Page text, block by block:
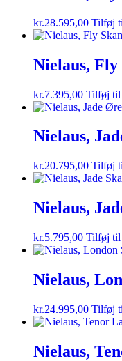
kr.28.595,00 Tilføj
Nielaus, Fly
kr.7.395,00 Tilføj
Nielaus,
kr.20.795,00 Tilføj
Nielaus,
kr.5.795,00 Tilføj
Nielaus,
kr.24.995,00 Tilføj
Nielaus,